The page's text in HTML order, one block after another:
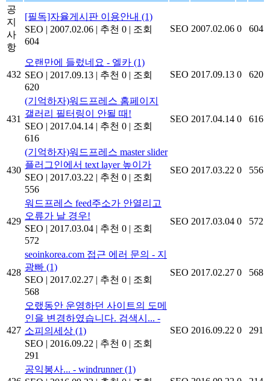
공
지
사
항
[필독]자율게시판 이용안내 (1)
SEO | 2007.02.06 | 추천 0 | 조회
604
SEO 2007.02.06 0 604
432
오랜만에 들렀네요 - 엘카 (1)
SEO | 2017.09.13 | 추천 0 | 조회
620
SEO 2017.09.13 0 620
431
(기억하자)워드프레스 홈페이지
갤러리 필터링이 안될 때!
SEO | 2017.04.14 | 추천 0 | 조회
616
SEO 2017.04.14 0 616
430
(기억하자)워드프레스 master slider
플러그인에서 text layer 높이가
SEO | 2017.03.22 | 추천 0 | 조회
556
SEO 2017.03.22 0 556
429
워드프레스 feed주소가 안열리고
오류가 날 경우!
SEO | 2017.03.04 | 추천 0 | 조회
572
SEO 2017.03.04 0 572
428
seoinkorea.com 접근 에러 문의 - 지
광빠 (1)
SEO | 2017.02.27 | 추천 0 | 조회
568
SEO 2017.02.27 0 568
427
오랬동안 운영하던 사이트의 도메
인을 변경하였습니다. 검색시... -
소피의세상 (1)
SEO | 2016.09.22 | 추천 0 | 조회
291
SEO 2016.09.22 0 291
공익봉사... - windrunner(1)